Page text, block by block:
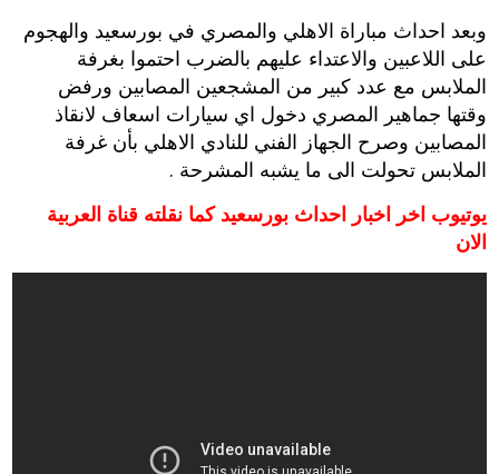
وبعد احداث مباراة الاهلي والمصري في بورسعيد والهجوم
على اللاعبين والاعتداء عليهم بالضرب احتموا بغرفة
الملابس مع عدد كبير من المشجعين المصابين ورفض
وقتها جماهير المصري دخول اي سيارات اسعاف لانقاذ
المصابين وصرح الجهاز الفني للنادي الاهلي بأن غرفة
الملابس تحولت الى ما يشبه المشرحة .
يوتيوب اخر اخبار احداث بورسعيد كما نقلته قناة العربية
الان